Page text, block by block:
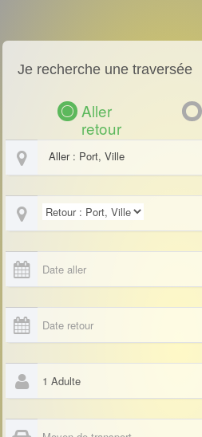
Je recherche une traversée
Aller
retour
Aller : Port, Ville